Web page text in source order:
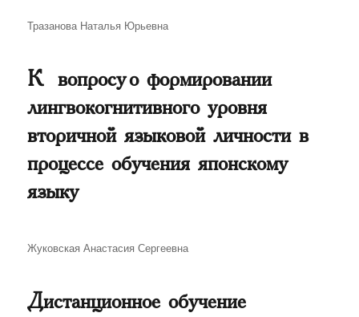
Автор
Тразанова Наталья Юрьевна
К вопросу о формировании
лингвокогнитивного уровня
вторичной языковой личности в
процессе обучения японскому
языку
Автор
Жуковская Анастасия Сергеевна
Дистанционное обучение